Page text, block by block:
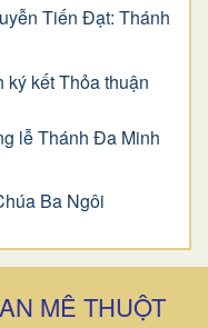
Tiến Đạt: Thánh
ký kết Thỏa thuận
lễ Thánh Đa Minh
Ba Ngôi
MÊ THUỘT